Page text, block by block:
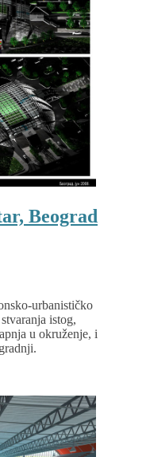
Beograd
urbanističko
istog,
u okruženje, i